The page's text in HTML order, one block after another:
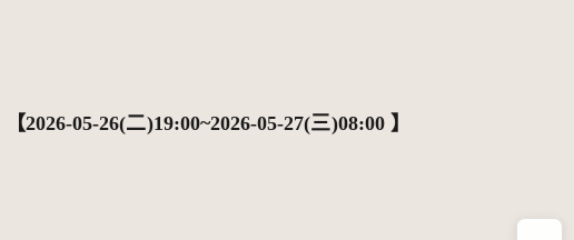
【2026-05-26(二)19:00~2026-05-27(三)08:00 】